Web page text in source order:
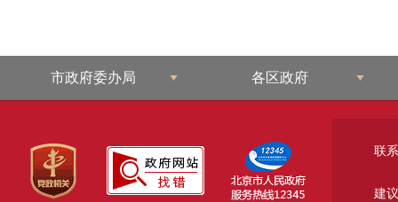
市政府委办局 各区政府
联
建